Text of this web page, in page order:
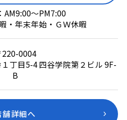
AM9:00～PM7:00
・年末年始・ＧＷ休暇
220-0004
丁目5-4 四谷学院第２ビル 9F-
B
舗詳細へ